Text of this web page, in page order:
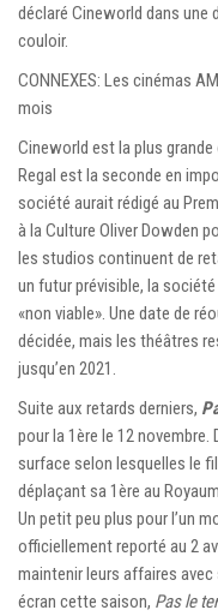
déclaré Cineworld dans
couloir.
CONNEXES: Les cinémas
mois
Cineworld est la plus
Regal est la seconde en
société aurait rédigé au
à la Culture Oliver Dowden
les studios continuent de
un futur prévisible, la
«non viable». Une date de
décidée, mais les théâtres
jusqu’en 2021.
Suite aux retards derniers,
pour la 1ère le 12
surface selon lesquelles le
déplaçant sa 1ère au
Un petit peu plus pour l’un
officiellement reporté au 2
maintenir leurs affaires avec
écran cette saison, Pas le